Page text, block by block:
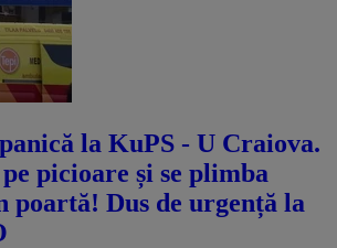
la KuPS - U Craiova.
picioare și se plimba
poartă! Dus de urgență la